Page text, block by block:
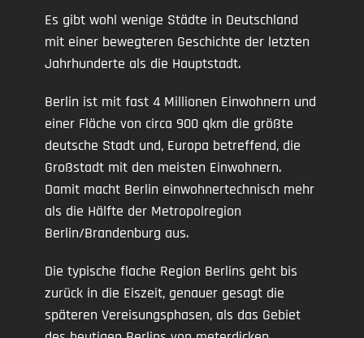
Es gibt wohl wenige Städte in Deutschland
mit einer bewegteren Geschichte der letzten
Jahrhunderte als die Hauptstadt.
Berlin ist mit fast 4 Millionen Einwohnern und
einer Fläche von circa 900 qkm die größte
deutsche Stadt und, Europa betreffend, die
Großstadt mit den meisten Einwohnern.
Damit macht Berlin einwohnertechnisch mehr
als die Hälfte der Metropolregion
Berlin/Brandenburg aus.
Die typische flache Region Berlins geht bis
zurück in die Eiszeit, genauer gesagt die
späteren Vereisungsphasen, als das Gebiet